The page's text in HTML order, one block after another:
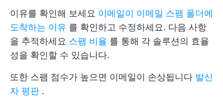
이유를 확인해 보세요 이메일이 이메일 스팸 폴더에
도착하는 이유 를 확인하고 수정하세요. 다음 사항
을 추적하세요 스팸 비율 를 통해 각 솔루션의 효율
성을 확인할 수 있습니다.
또한 스팸 점수가 높으면 이메일이 손상됩니다 발신
자 평판 .